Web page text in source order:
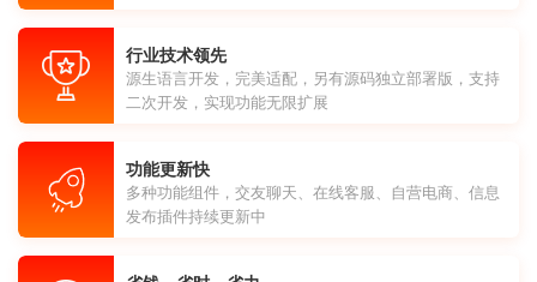
行业技术领先
源生语言开发，完美适配，另有源码独立部署版，支持
二次开发，实现功能无限扩展
功能更新快
多种功能组件，交友聊天、在线客服、自营电商、信息
发布插件持续更新中